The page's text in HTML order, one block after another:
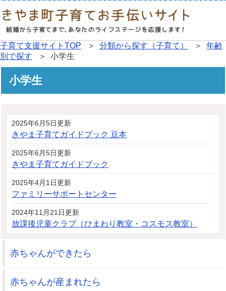
子育て支援サイトTOP ＞ 分類から探す（子育て） ＞ 年齢
別で探す ＞ 小学生
小学生
2025年6月5日更新
きやま子育てガイドブック 豆本
2025年6月5日更新
きやま子育てガイドブック
2025年4月1日更新
ファミリーサポートセンター
2024年11月21日更新
放課後児童クラブ（ひまわり教室・コスモス教室）
赤ちゃんができたら
赤ちゃんが産まれたら